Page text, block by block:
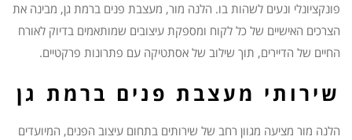
פונקציונלי ונעים לשהות בו. הלנה מור, מעצבת פנים ברמת גן, מבינה את
הצרכים האישיים של כל לקוח ומספקת עיצובים שמותאמים בדיוק לאורח
החיים של הדיירים, תוך שילוב של אסתטיקה עם פתרונות פרקטיים.
שירותי מעצבת פנים ברמת גן
הלנה מור מציעה מגוון רחב של שירותים בתחום עיצוב הפנים, המיועדים